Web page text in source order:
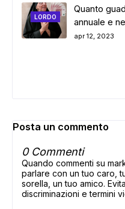
LORDO
Quanto
annuale e
apr 12, 2023
Posta un commento
0 Commenti
Quando commenti su
parlare con un tuo caro,
sorella, un tuo amico.
discriminazioni e termini